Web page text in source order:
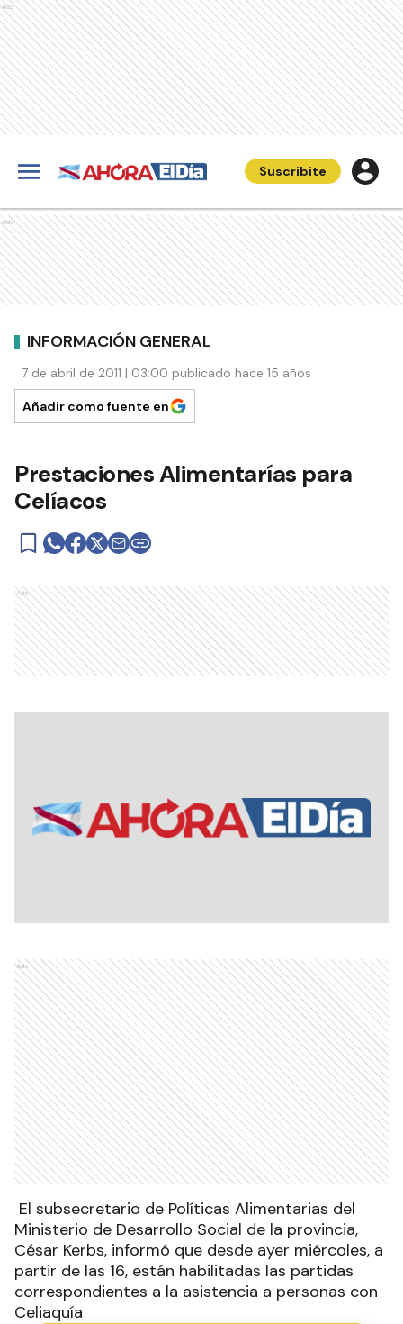
Ads
Suscribite
Ads
INFORMACIÓN GENERAL
7 de abril de 2011 | 03:00 publicado hace 15 años
Añadir como fuente en
Prestaciones Alimentarías para
Celíacos
Ads
Ads
El subsecretario de Políticas Alimentarias del
Ministerio de Desarrollo Social de la provincia,
César Kerbs, informó que desde ayer miércoles, a
partir de las 16, están habilitadas las partidas
correspondientes a la asistencia a personas con
Celiaquía